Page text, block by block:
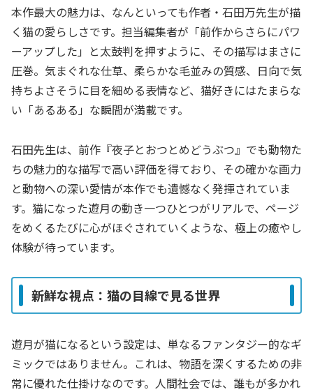
本作最大の魅力は、なんといっても作者・石田万先生が描
く猫の愛らしさです。担当編集者が「前作からさらにパワ
ーアップした」と太鼓判を押すように、その描写はまさに
圧巻。気まぐれな仕草、柔らかな毛並みの質感、日向で気
持ちよさそうに目を細める表情など、猫好きにはたまらな
い「あるある」な瞬間が満載です。
石田先生は、前作『夜子とおつとめどうぶつ』でも動物た
ちの魅力的な描写で高い評価を得ており、その確かな画力
と動物への深い愛情が本作でも遺憾なく発揮されていま
す。猫になった遊月の動き一つひとつがリアルで、ページ
をめくるたびに心がほぐされていくような、極上の癒やし
体験が待っています。
新鮮な視点：猫の目線で見る世界
遊月が猫になるという設定は、単なるファンタジー的なギ
ミックではありません。これは、物語を深くするための非
常に優れた仕掛けなのです。人間社会では、誰もが多かれ